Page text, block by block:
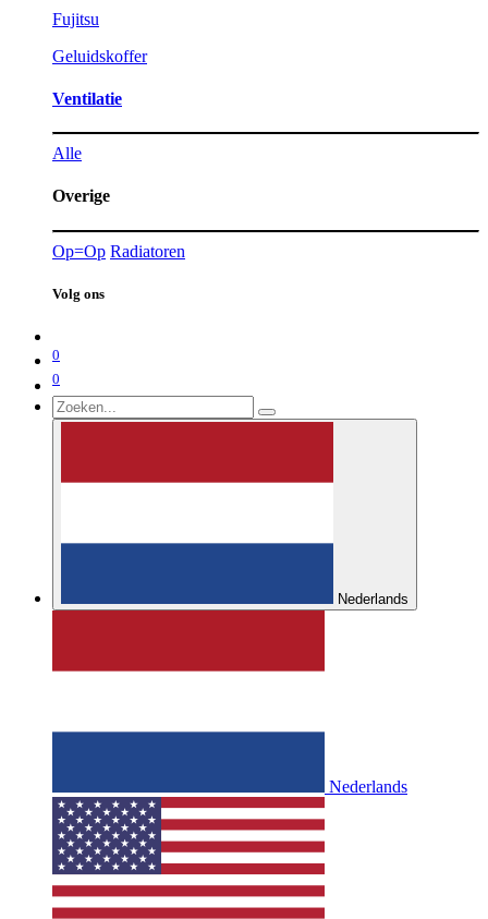
Fujitsu
Geluidskoffer
Ventilatie
Alle
Overige
Op=Op Radiatoren
Volg ons
0
0
Nederlands
Nederlands